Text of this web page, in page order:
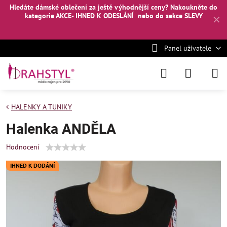
✕
Hledáte dámské oblečení za ještě výhodnější ceny? Nakoukněte do
kategorie AKCE- IHNED K ODESLÁNÍ nebo do sekce SLEVY
Panel uživatele
IHNED K DODÁNÍ
HALENKY A TUNIKY
Halenka ANDĚLA
Hodnocení